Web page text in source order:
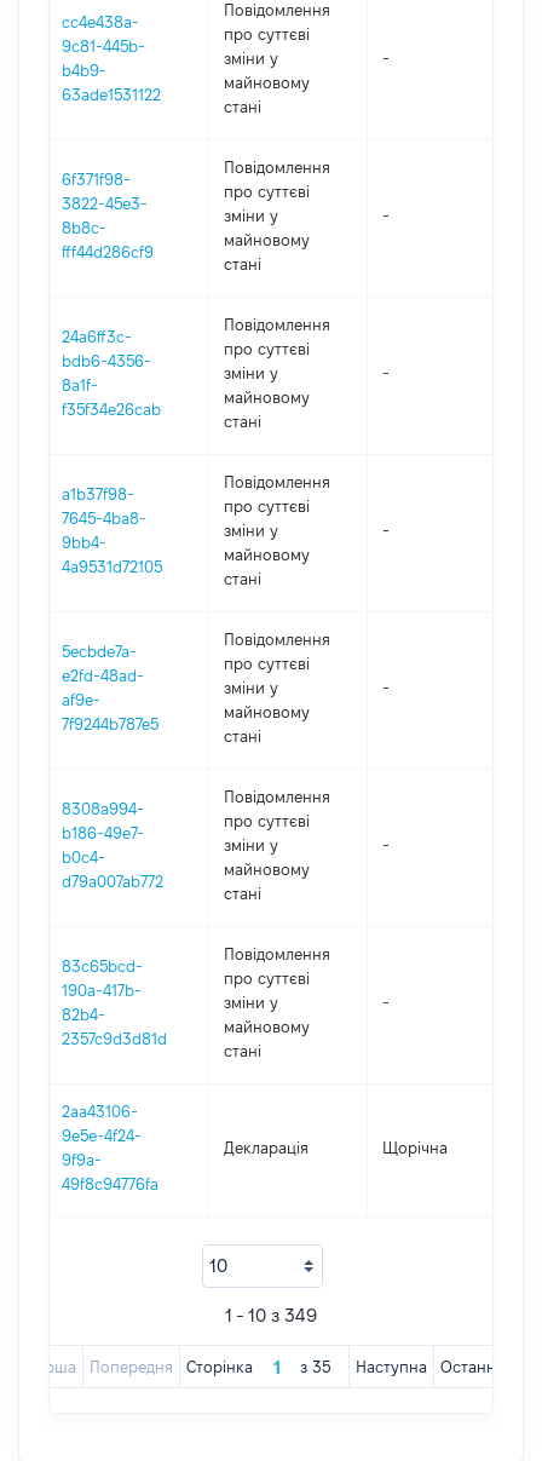
cc4e438a-
9c81-445b-
b4b9-
63ade1531122
Повідомлення
про суттєві
зміни y
майновому
стані
-
6f371f98-
3822-45e3-
8b8c-
fff44d286cf9
Повідомлення
про суттєві
зміни y
майновому
стані
-
24a6ff3c-
bdb6-4356-
8a1f-
f35f34e26cab
Повідомлення
про суттєві
зміни y
майновому
стані
-
a1b37f98-
7645-4ba8-
9bb4-
4a9531d72105
Повідомлення
про суттєві
зміни y
майновому
стані
-
5ecbde7a-
e2fd-48ad-
af9e-
7f9244b787e5
Повідомлення
про суттєві
зміни y
майновому
стані
-
8308a994-
b186-49e7-
b0c4-
d79a007ab772
Повідомлення
про суттєві
зміни y
майновому
стані
-
83c65bcd-
190a-417b-
82b4-
2357c9d3d81d
Повідомлення
про суттєві
зміни y
майновому
стані
-
2aa43106-
9e5e-4f24-
9f9a-
49f8c94776fa
Декларація Щорічна
1 - 10 з 349
Перша Попередня Сторінка з 35 Наступна Остання